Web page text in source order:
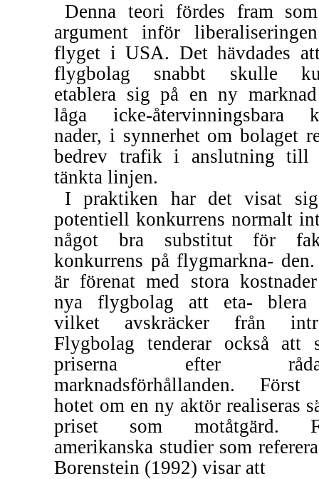
Denna teori fördes fram
argument inför
flyget i USA. Det hävdades
flygbolag snabbt skulle
etablera sig på en ny
låga icke-återvinningsbara
nader, i synnerhet om bolaget
bedrev trafik i anslutning till
tänkta linjen.
I praktiken har det visat
potentiell konkurrens normalt
något bra substitut för
konkurrens på flygmarkna-
är förenat med stora
nya flygbolag att eta- blera
vilket avskräcker från
Flygbolag tenderar också att
priserna efter
marknadsförhållanden.
hotet om en ny aktör realiseras
priset som motåtgärd.
amerikanska studier som
Borenstein (1992) visar att